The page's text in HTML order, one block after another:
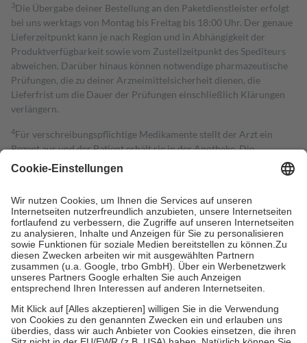
3Die Übergabe deiner Bestellung an den Paketdienstleister erfolgt
bei uns werktags von Montag bis Freitag bis 18:00 Uhr. Der genaue
Lieferzeitpunkt kann je nach Region und in Abhängigkeit der
Produktverfügbarkeit sowie vom Zustellzeitpunkt des Spediteurs
abweichen. Darüber hinaus können notwendige pharmazeutische
Prüfungen, die zu deiner Arzneimittelsicherheit dienen, die
Lieferfrist um die Dauer der Prüfungen einschließlich Klärungen
verlängern.
4Für verschreibungspflichtige Medikamente stellt der Arzt ein
Rezept aus und der Patient erhält sie in der Apotheke. Die
gesetzliche Krankenversicherung übernimmt in der Regel die
Kosten dafür, der Versicherte trägt einen Teil davon als Zuzahlung
Grundsätzlich leisten Mitglieder Zuzahlungen in Höhe von zehn
Prozent des Abgabepreises,mindestens jedochfünf Euround
höchstens zehn Euro.Es sind jedoch nie mehr als die tatsächlichen
Kosten der Leistung zu entrichten.
Diese Regeln gelten grundsätzlich auch für Online-Apotheken.
Bei Heilmitteln und häuslicher Krankenpflege beträgt die
Zuzahlung zehn Prozent der Kosten sowie zehn Euro je
Verordnung.
Um das Engagement der Versicherten für ihre eigene Gesundheit zu
stärken und die besondere Stellung der Familie zu unterstützen,